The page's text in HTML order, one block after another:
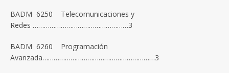
BADM 6250 Telecomunicaciones y
Redes ……………………………………………3
BADM 6260 Programación
Avanzada……………………………………………………3